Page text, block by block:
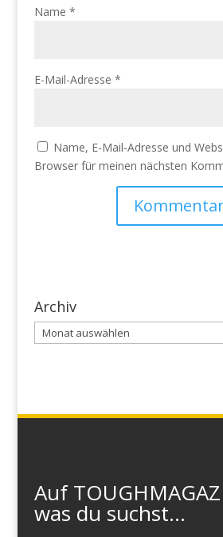
Name *
E-Mail-Adresse *
Name, E-Mail-Adresse und
Browser für meinen nächsten
Archiv
Archiv
Auf
was du suchst...